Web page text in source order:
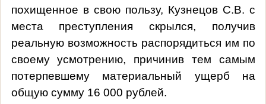
похищенное в свою пользу, Кузнецов С.В. с
места преступления скрылся, получив
реальную возможность распорядиться им по
своему усмотрению, причинив тем самым
потерпевшему материальный ущерб на
общую сумму 16 000 рублей.